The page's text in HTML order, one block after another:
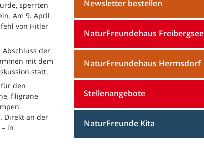
sperrten
Am 9. April
von Hitler
Abschluss der
mit dem
statt.
den
filigrane
Direkt an der
in
Newsletter bestellen
NaturFreundehaus Freibergsee
NaturFreundehaus Hermsdorf
Stellenangebote
NaturFreunde Kita